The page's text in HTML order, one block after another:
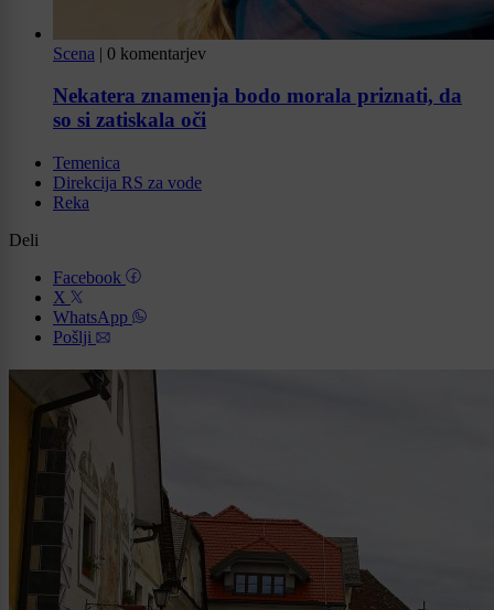
Scena | 0 komentarjev
Nekatera znamenja bodo morala priznati, da
so si zatiskala oči
Temenica
Direkcija RS za vode
Reka
Deli
Facebook
X
WhatsApp
Pošlji